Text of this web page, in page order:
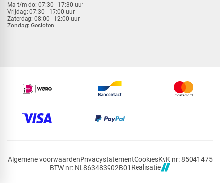
Ma t/m do: 07:30 - 17:30 uur
Vrijdag: 07:30 - 17:00 uur
Zaterdag: 08:00 - 12:00 uur
Zondag: Gesloten
Algemene voorwaardenPrivacystatementCookiesKvK nr: 85041475
BTW nr: NL863483902B01 Realisatie